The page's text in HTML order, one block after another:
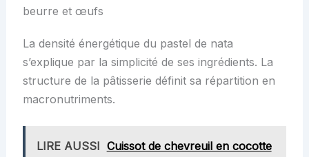
beurre et œufs
La densité énergétique du pastel de nata
s’explique par la simplicité de ses ingrédients. La
structure de la pâtisserie définit sa répartition en
macronutriments.
LIRE AUSSI Cuissot de chevreuil en cocotte